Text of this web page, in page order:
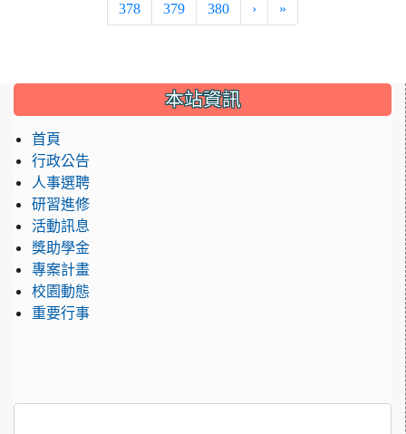
378 379 380 › »
::: 本站資訊
首頁
行政公告
人事選聘
研習進修
活動訊息
獎助學金
專案計畫
校園動態
重要行事